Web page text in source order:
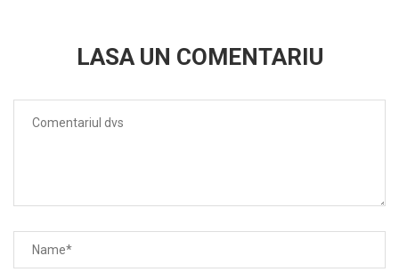
LASA UN COMENTARIU